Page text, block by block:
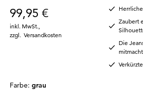
99,95 €
inkl. MwSt.
zzgl. Versandkosten
Zaubert
Die
mitmacht
Farbe: grau